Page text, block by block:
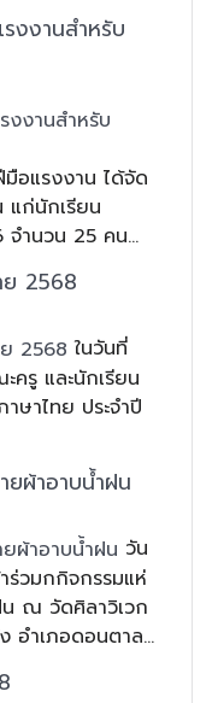
งงานสำหรับ
อแรงงาน ได้จัด
แก่นักเรียน
จำนวน 25 คน...
ย 2568
ในวันที่
รู และนักเรียน
ษาไทย ประจำปี
ยผ้าอาบน้ำฝน
วัน
วมกกิจกรรมแห่
น ณ วัดศิลาวิเวก
อำเภอดอนตาล...